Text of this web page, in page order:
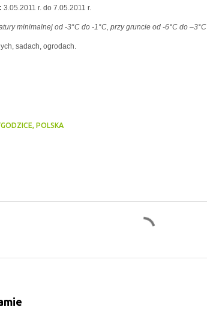
3.05.2011 r. do 7.05.2011 r.
minimalnej od -3°C do -1°C, przy gruncie od -6°C do –3°C
sadach, ogrodach.
POLSKA